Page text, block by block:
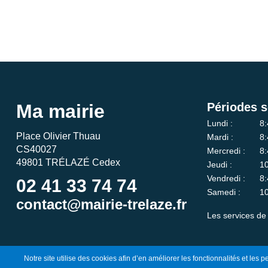
Ma mairie
Place Olivier Thuau
CS40027
49801 TRÉLAZÉ Cedex
02 41 33 74 74
contact@mairie-trelaze.fr
Périodes
Lundi :
Mardi :
Mercredi :
Jeudi :
Vendredi :
Samedi :
Les services
Notre site utilise des cookies afin d’en améliorer les fonctionnalités et les